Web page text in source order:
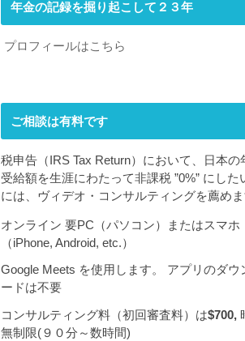
年金の記録を掘り起こして２３年
プロフィールはこちら
ご相談は有料です
税申告（IRS Tax Return）において、日本の
受給額を生涯にわたって非課税 ”0%” にした
には、ヴィデオ・コンサルティングを薦めま
オンライン 要PC（パソコン）またはスマホ
（iPhone, Android, etc.）
Google Meets を使用します。 アプリのダウ
ードは不要
コンサルティング料（初回審査料）は$700,
無制限(９０分～数時間)